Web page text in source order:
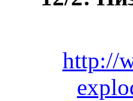
http://